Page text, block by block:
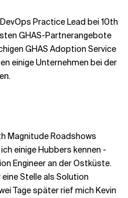
Practice Lead bei 10th
GHAS-Partnerangebote
GHAS Adoption Service
einige Unternehmen bei der
Magnitude Roadshows
einige Hubbers kennen -
Engineer an der Ostküste.
Stelle als Solution
Tage später rief mich Kevin